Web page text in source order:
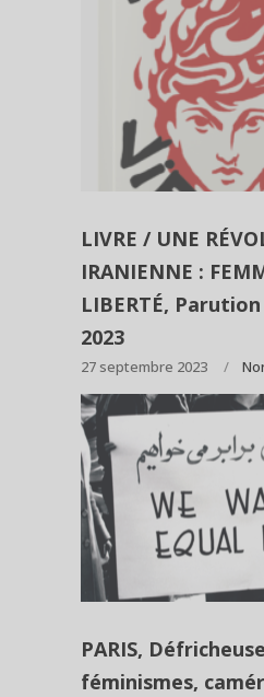
LIVRE / UNE
IRANIENNE :
LIBERTÉ,
2023
27 septembre 2023
PARIS,
féminismes,